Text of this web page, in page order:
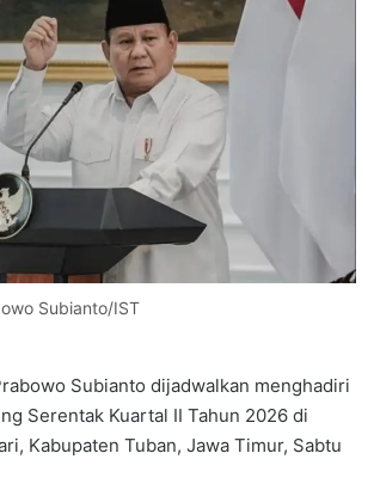
Subianto/IST
Subianto dijadwalkan menghadiri
Serentak Kuartal II Tahun 2026 di
Kabupaten Tuban, Jawa Timur, Sabtu